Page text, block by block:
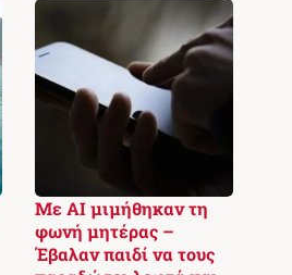
Με AI μιμήθηκαν τη
φωνή μητέρας –
Έβαλαν παιδί να τους